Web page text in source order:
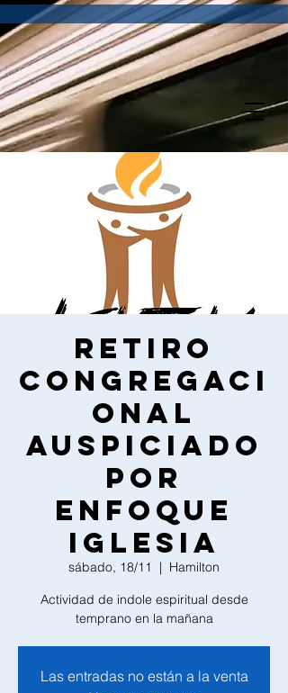
Retiro
Congregaci
onal
auspiciado
por
Enfoque
Iglesia
sábado, 18/11
  |
Hamilton
Actividad de indole espiritual desde
temprano en la mañana
Las entradas no están a la venta